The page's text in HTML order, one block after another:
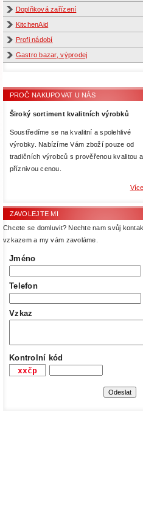
Doplňková zařízení
KitchenAid
Profi nádobí
Gastro bazar, výprodej
PROČ NAKUPOVAT U NÁS
Široký sortiment kvalitních výrobků
Soustředíme se na kvalitní a spolehlivé
výrobky. Nabízíme Vám zboží pouze od
tradičních výrobců s prověřenou kvalitou a
příznivou cenou.
ZAVOLEJTE MI
Chcete se domluvit? Nechte nam svůj
vzkazem a my vám zavoláme.
Jméno
Telefon
Vzkaz
Kontrolní kód